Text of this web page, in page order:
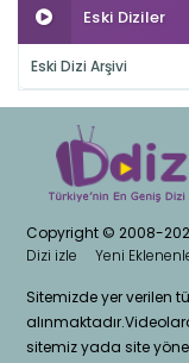
Eski Diziler
Eski Dizi Arşivi
Copyright © 2008-
Dizi izle
Yeni
Sitemizde yer verilen
sitemiz yada site